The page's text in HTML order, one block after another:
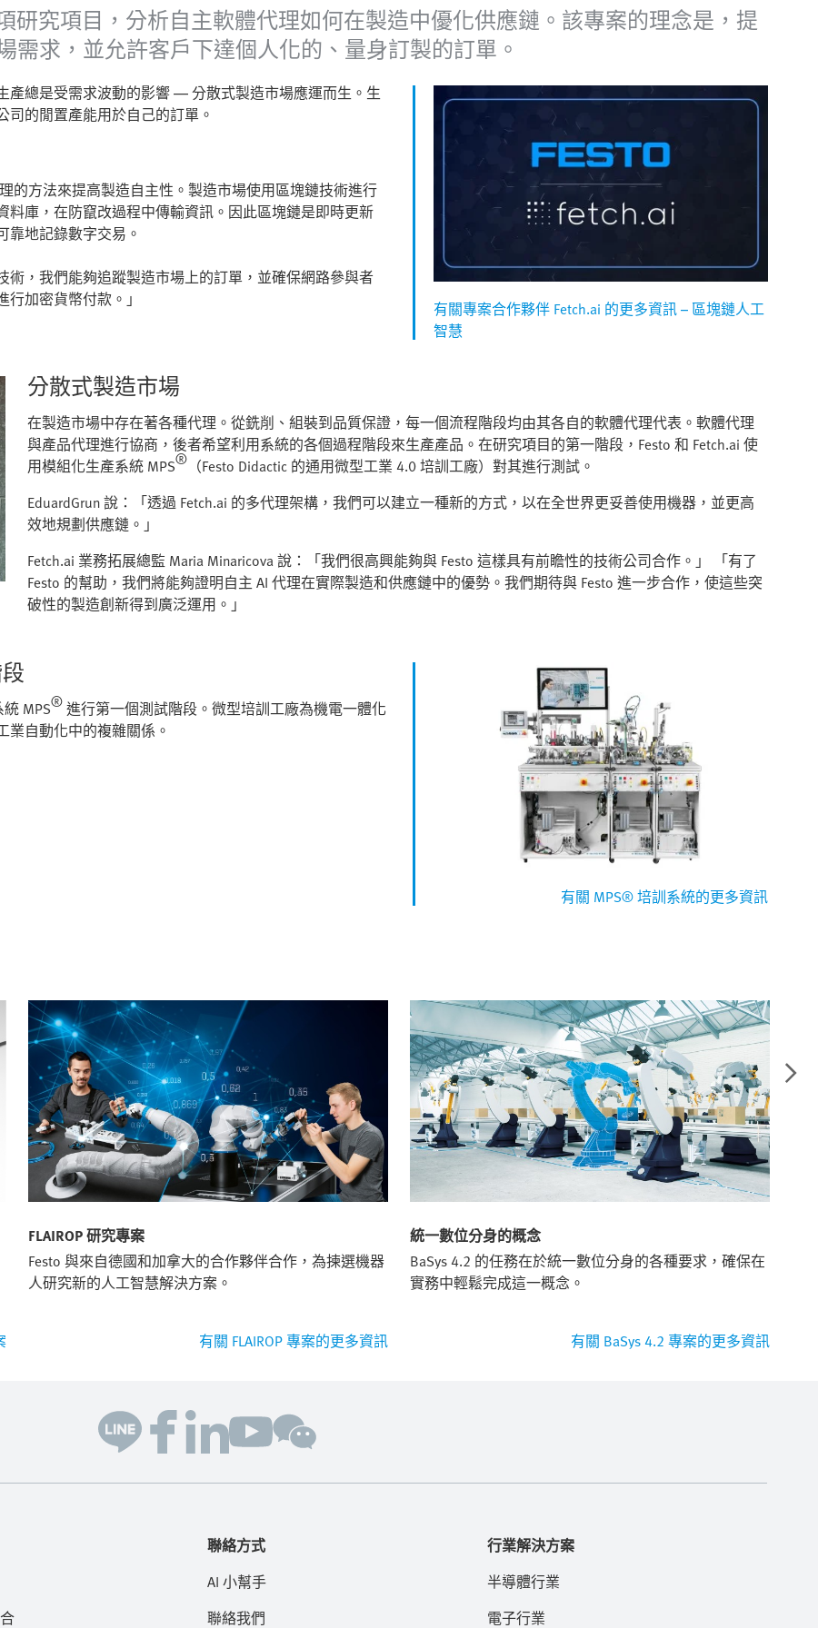
研究項目，分析自主軟體代理如何在製造中優化供應鏈。該專案的理念是，提
需求，並允許客戶下達個人化的、量身訂製的訂單。
產總是受需求波動的影響 — 分散式製造市場應運而生。生
的閒置產能用於自己的訂單。
的方法來提高製造自主性。製造市場使用區塊鏈技術進行
庫，在防竄改過程中傳輸資訊。因此區塊鏈是即時更新
靠地記錄數字交易。
術，我們能夠追蹤製造市場上的訂單，並確保網路參與者
加密貨幣付款。」
有關專案合作夥伴 Fetch.ai 的更多資訊 – 區塊鏈人工
智慧
分散式製造市場
在製造市場中存在著各種代理。從銑削、組裝到品質保證，每一個流程階段均由其各自的軟體代理代表。軟體代理
與產品代理進行協商，後者希望利用系統的各個過程階段來生產產品。在研究項目的第一階段，Festo 和 Fetch.ai 使
用模組化生產系統 MPS® （Festo Didactic 的通用微型工業 4.0 培訓工廠）對其進行測試。
EduardGrun 說：「透過 Fetch.ai 的多代理架構，我們可以建立一種新的方式，以在全世界更妥善使用機器，並更高
效地規劃供應鏈。」
Fetch.ai 業務拓展總監 Maria Minaricova 說：「我們很高興能夠與 Festo 這樣具有前瞻性的技術公司合作。」 「有了
Festo 的幫助，我們將能夠證明自主 AI 代理在實際製造和供應鏈中的優勢。我們期待與 Festo 進一步合作，使這些突
破性的製造創新得到廣泛運用。」
MPS®進行第一個測試階段。微型培訓工廠為機電一體化
自動化中的複雜關係。
有關 MPS® 培訓系統的更多資訊
FLAIROP 研究專案
Festo 與來自德國和加拿大的合作夥伴合作，為揀選機器
人研究新的人工智慧解決方案。
有關 FLAIROP 專案的更多資訊
統一數位分身的概念
BaSys 4.2 的任務在於統一數位分身的各種要求，確保在
實務中輕鬆完成這一概念。
有關 BaSys 4.2 專案的更多資訊
聯絡方式
AI 小幫手
聯絡我們
行業解決方案
半導體行業
電子行業